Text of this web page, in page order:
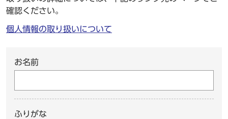
確認ください。
個人情報の取り扱いについて
お名前
ふりがな